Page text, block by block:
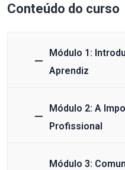
Conteúdo do curso
Módulo 1:
Aprendiz
Módulo 2: A
Profissional
Módulo 3: